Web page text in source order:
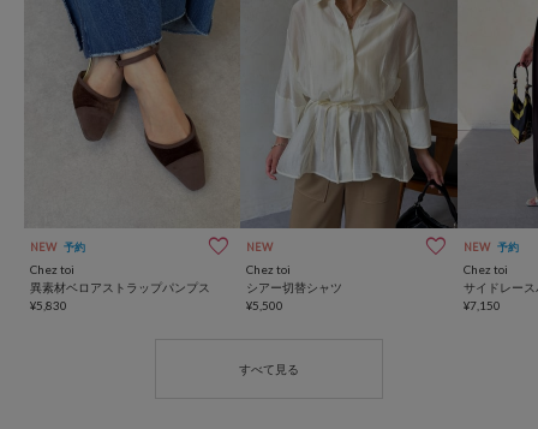
NEW 予約
Chez toi
異素材ベロアストラップパンプス
¥5,830
NEW
Chez toi
シアー切替シャツ
¥5,500
NEW 予約
Chez toi
サイドレース
¥7,150